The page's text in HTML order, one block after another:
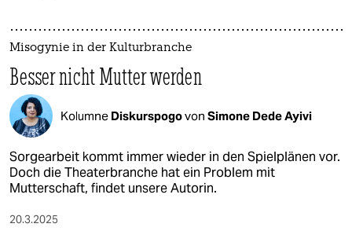
Misogynie in der Kulturbranche
Besser nicht Mutter werden
Kolumne Diskurspogovon Simone Dede Ayivi
Sorgearbeit kommt immer wieder in den Spielplänen vor.
Doch die Theaterbranche hat ein Problem mit
Mutterschaft, findet unsere Autorin.
20.3.2025